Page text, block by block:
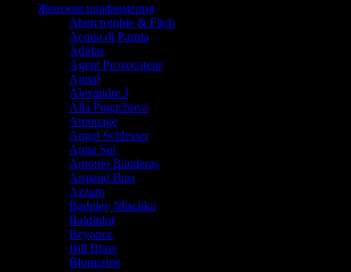
Женская парфюмерия
Abercrombie & Fitch
Acqua di Parma
Adidas
Agent Provocateur
Ajmal
Alexandre.J
Alla Pugachova
Amouage
Angel Schlesser
Anna Sui
Antonio Banderas
Armand Basi
Azzaro
Badgley Mischka
Baldinini
Beyonce
Bill Blass
Blumarine